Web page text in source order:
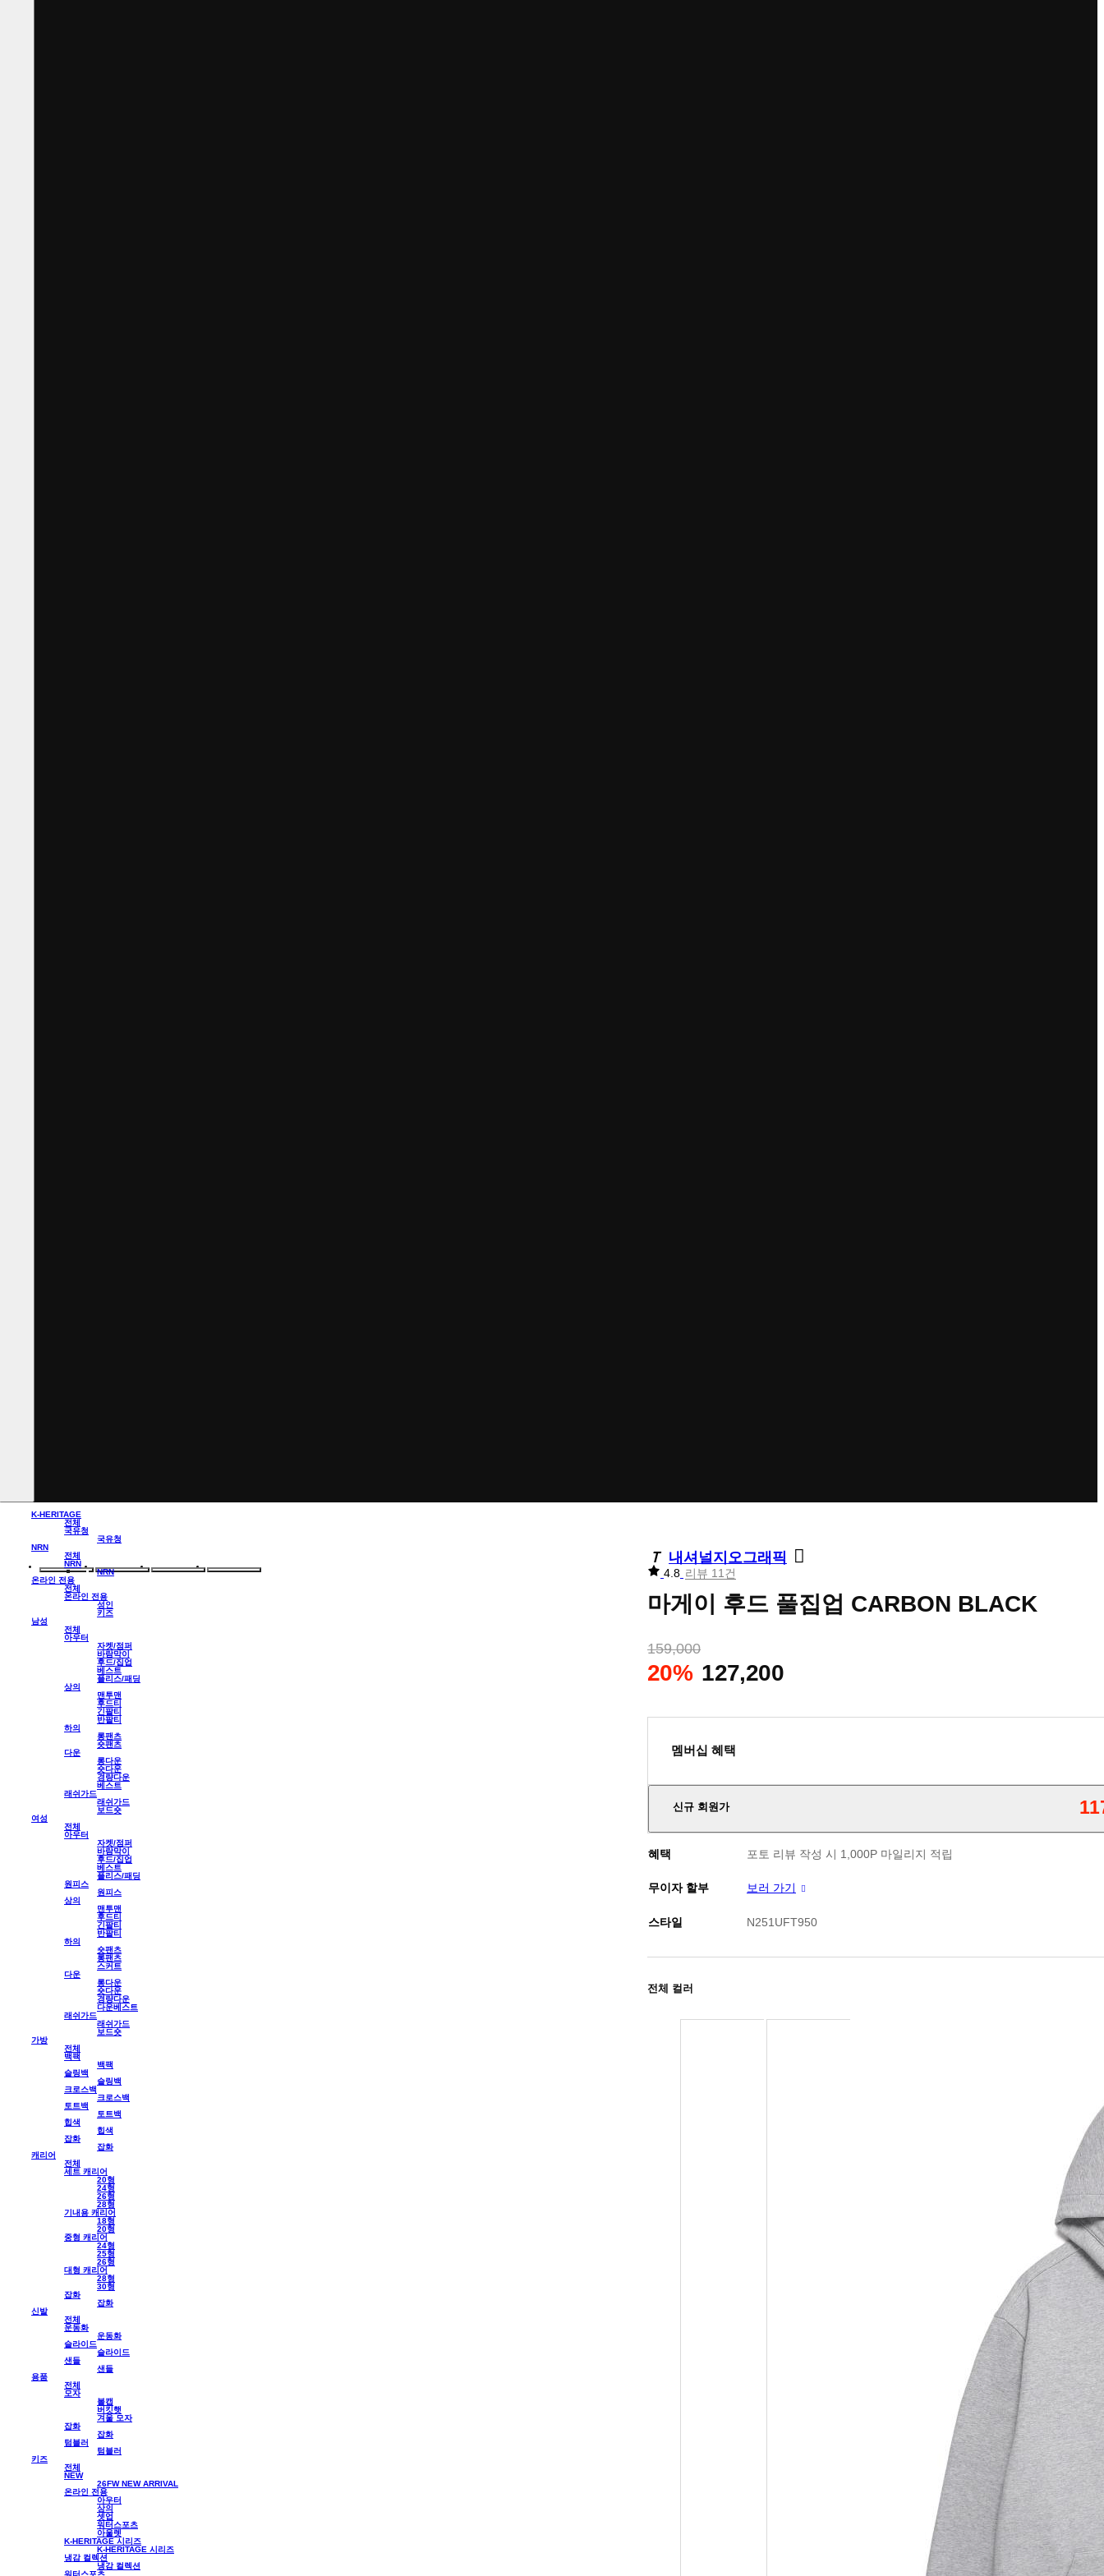
K-HERITAGE
전체
국유청
국유청
NRN
전체
NRN
NRN
온라인 전용
전체
온라인 전용
성인
키즈
남성
전체
아우터
자켓/점퍼
바람막이
후드/집업
베스트
플리스/패딩
상의
맨투맨
후드티
긴팔티
반팔티
하의
롱팬츠
숏팬츠
다운
롱다운
숏다운
경량다운
베스트
래쉬가드
래쉬가드
보드숏
여성
전체
아우터
자켓/점퍼
바람막이
후드/집업
베스트
플리스/패딩
원피스
원피스
상의
맨투맨
후드티
긴팔티
반팔티
하의
숏팬츠
롱팬츠
스커트
다운
롱다운
숏다운
경량다운
다운베스트
래쉬가드
래쉬가드
보드숏
가방
전체
백팩
백팩
슬링백
슬링백
크로스백
크로스백
토트백
토트백
힙색
힙색
잡화
잡화
캐리어
전체
세트 캐리어
20형
24형
26형
28형
기내용 캐리어
18형
20형
중형 캐리어
24형
25형
26형
대형 캐리어
28형
30형
잡화
잡화
신발
전체
운동화
운동화
슬라이드
슬라이드
샌들
샌들
용품
전체
모자
볼캡
버킷햇
겨울 모자
잡화
잡화
텀블러
텀블러
키즈
전체
NEW
26FW NEW ARRIVAL
온라인 전용
아우터
상의
셋업
워터스포츠
아울렛
K-HERITAGE 시리즈
K-HERITAGE 시리즈
냉감 컬렉션
냉감 컬렉션
워터스포츠
내셔널지오그래픽
리
별
점
4.8 리뷰 11건
마게이 후드 풀집업 CARBON BLACK
159,000
20% 127,200
멤버십 혜택
신규 회원가
판매가
혜택 포토 리뷰 작성 시 1,000P 마일리지 적립
무이자 할부 보러 가기
스타일 N251UFT950
전체 컬러